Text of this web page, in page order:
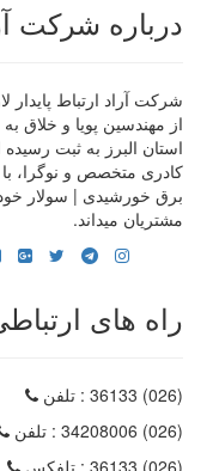
درباره شرکت
شرکت آراد ارتباط پایدار
استان البرز به ثبت
کادری متخصص و نوگرا، با
برق خورشیدی | سولار
مشتریان میداند.
راه های
(026) 36133
: تلفن
(026) 34208006
: تلفن
(026) 36133
: تلفکس